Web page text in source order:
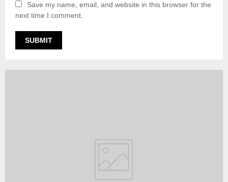
Save my name, email, and website in this browser for the
next time I comment.